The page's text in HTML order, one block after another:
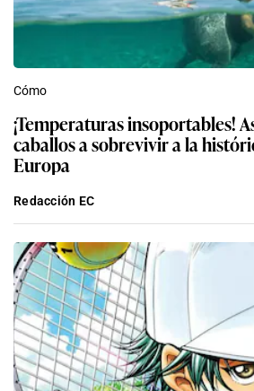
Cómo
¡Temperaturas insoportables!
caballos a sobrevivir a la
Europa
Redacción EC